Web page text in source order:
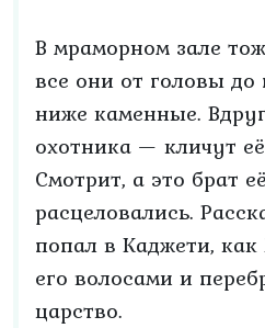
В мраморном зале
все они от головы
ниже каменные.
охотника — кличут
Смотрит, а это брат
расцеловались.
попал в Каджети,
его волосами и
царство.